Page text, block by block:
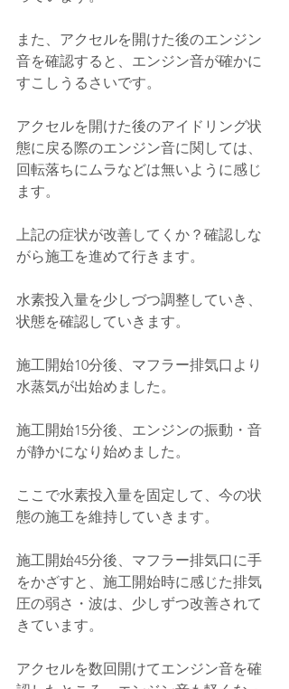
また、アクセルを開けた後のエンジン
音を確認すると、エンジン音が確かに
すこしうるさいです。
アクセルを開けた後のアイドリング状
態に戻る際のエンジン音に関しては、
回転落ちにムラなどは無いように感じ
ます。
上記の症状が改善してくか？確認しな
がら施工を進めて行きます。
水素投入量を少しづつ調整していき、
状態を確認していきます。
施工開始10分後、マフラー排気口より
水蒸気が出始めました。
施工開始15分後、エンジンの振動・音
が静かになり始めました。
ここで水素投入量を固定して、今の状
態の施工を維持していきます。
施工開始45分後、マフラー排気口に手
をかざすと、施工開始時に感じた排気
圧の弱さ・波は、少しずつ改善されて
きています。
アクセルを数回開けてエンジン音を確